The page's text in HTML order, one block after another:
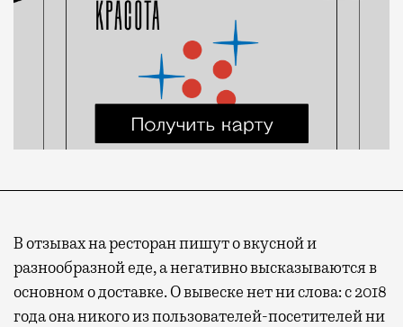
В отзывах на ресторан пишут о вкусной и
разнообразной еде, а негативно высказываются в
основном о доставке. О вывеске нет ни слова: с 2018
года она никого из пользователей-посетителей ни